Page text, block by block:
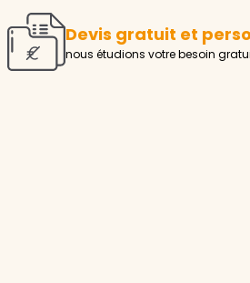
Devis gratuit et
nous étudions votre besoin